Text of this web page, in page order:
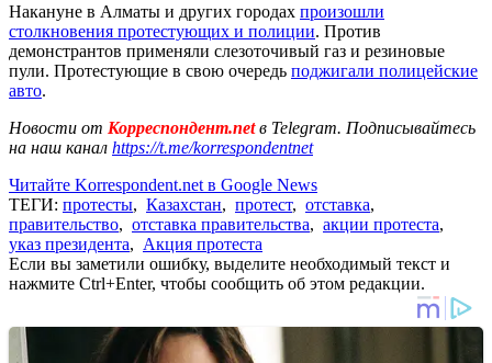
Накануне в Алматы и других городах произошли
столкновения протестующих и полиции. Против
демонстрантов применяли слезоточивый газ и резиновые
пули. Протестующие в свою очередь поджигали полицейские
авто.
Новости от Корреспондент.netв Telegram. Подписывайтесь
на наш канал https://t.me/korrespondentnet
Читайте Korrespondent.net в Google News
ТЕГИ: протесты, Казахстан, протест, отставка,
правительство, отставка правительства, акции протеста,
указ президента, Акция протеста
Если вы заметили ошибку, выделите необходимый текст и
нажмите Ctrl+Enter, чтобы сообщить об этом редакции.